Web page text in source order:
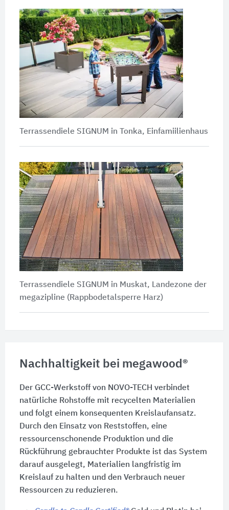
Terrassendiele SIGNUM in Tonka, Einfamiilienhaus
Terrassendiele SIGNUM in Muskat, Landezone der
megazipline (Rappbodetalsperre Harz)
Nachhaltigkeit bei megawood®
Der GCC-Werkstoff von NOVO-TECH verbindet
natürliche Rohstoffe mit recycelten Materialien
und folgt einem konsequenten Kreislaufansatz.
Durch den Einsatz von Reststoffen, eine
ressourcenschonende Produktion und die
Rückführung gebrauchter Produkte ist das System
darauf ausgelegt, Materialien langfristig im
Kreislauf zu halten und den Verbrauch neuer
Ressourcen zu reduzieren.